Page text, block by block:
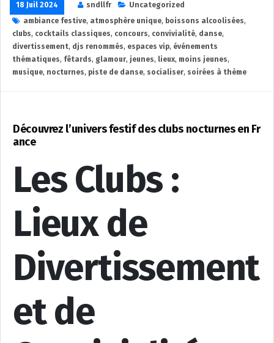
18 Juil 2024 sndllfr
Uncategorized
ambiance festive, atmosphère unique, boissons alcoolisées,
clubs, cocktails classiques, concours, convivialité, danse,
divertissement, djs renommés, espaces vip, événements
thématiques, fêtards, glamour, jeunes, lieux, moins jeunes,
musique, nocturnes, piste de danse, socialiser, soirées à thème
Découvrez l’univers festif des clubs nocturnes en Fr
ance
Les Clubs :
Lieux de
Divertissement
et de